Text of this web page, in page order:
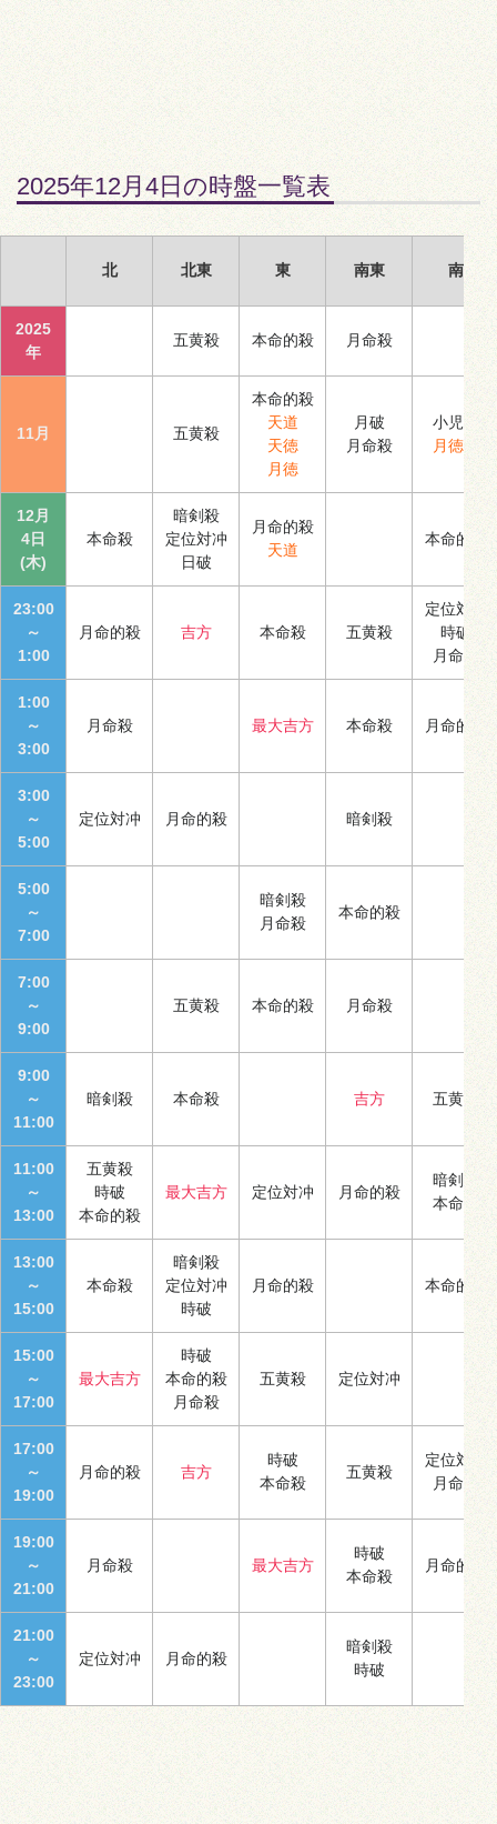
2025年12月4日の時盤一覧表
北 北東 東 南東 南
2025
年
五黄殺 本命的殺 月命殺
11月 五黄殺
本命的殺
天道
天徳
月徳
月破
月命殺
小児殺
月徳合
12月
4日
(木)
本命殺
暗剣殺
定位対冲
日破
月命的殺
天道
本命的殺
23:00
～
1:00
月命的殺 吉方 本命殺 五黄殺
定位対冲
時破
月命殺
1:00
～
3:00
月命殺 最大吉方 本命殺 月命的殺
3:00
～
5:00
定位対冲 月命的殺 暗剣殺
5:00
～
7:00
暗剣殺
月命殺
本命的殺
7:00
～
9:00
五黄殺 本命的殺 月命殺
9:00
～
11:00
暗剣殺 本命殺 吉方 五黄殺
11:00
～
13:00
五黄殺
時破
本命的殺
最大吉方 定位対冲 月命的殺
暗剣殺
本命殺
13:00
～
15:00
本命殺
暗剣殺
定位対冲
時破
月命的殺 本命的殺
15:00
～
17:00
最大吉方
時破
本命的殺
月命殺
五黄殺 定位対冲
17:00
～
19:00
月命的殺 吉方
時破
本命殺
五黄殺
定位対冲
月命殺
19:00
～
21:00
月命殺 最大吉方
時破
本命殺
月命的殺
21:00
～
23:00
定位対冲 月命的殺
暗剣殺
時破